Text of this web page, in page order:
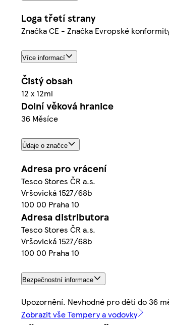
Loga třetí strany
Značka CE - Značka Evropské
Více informací
Čistý obsah
12 x 12ml
Dolní věková hranice
36 Měsíce
Údaje o značce
Adresa pro vrácení
Tesco Stores ČR a.s.
Vršovická 1527/68b
100 00 Praha 10
Adresa distributora
Tesco Stores ČR a.s.
Vršovická 1527/68b
100 00 Praha 10
Bezpečnostní informace
Upozornění. Nevhodné pro děti do 36
Zobrazit vše Tempery a vodovky